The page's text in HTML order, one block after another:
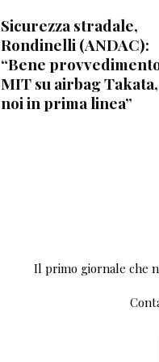
Sicurezza stradale,
Rondinelli (ANDAC):
“Bene
MIT su airbag Takata,
noi in prima linea”
Il primo giornale che